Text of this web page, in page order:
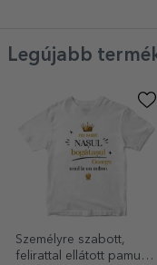
Legújabb
Személyre szabott,
felirattal ellátott pamut